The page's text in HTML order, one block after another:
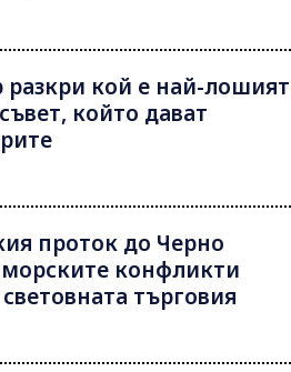
кой е най-лошият
който дават
проток до Черно
конфликти
търговия